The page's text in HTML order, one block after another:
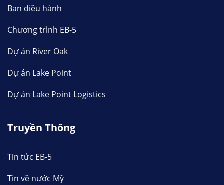
Ban điều hành
Chương trình EB-5
Dự án River Oak
Dự án Lake Point
Dự án Lake Point Logistics
Truyền Thông
Tin tức EB-5
Tin về nước Mỹ